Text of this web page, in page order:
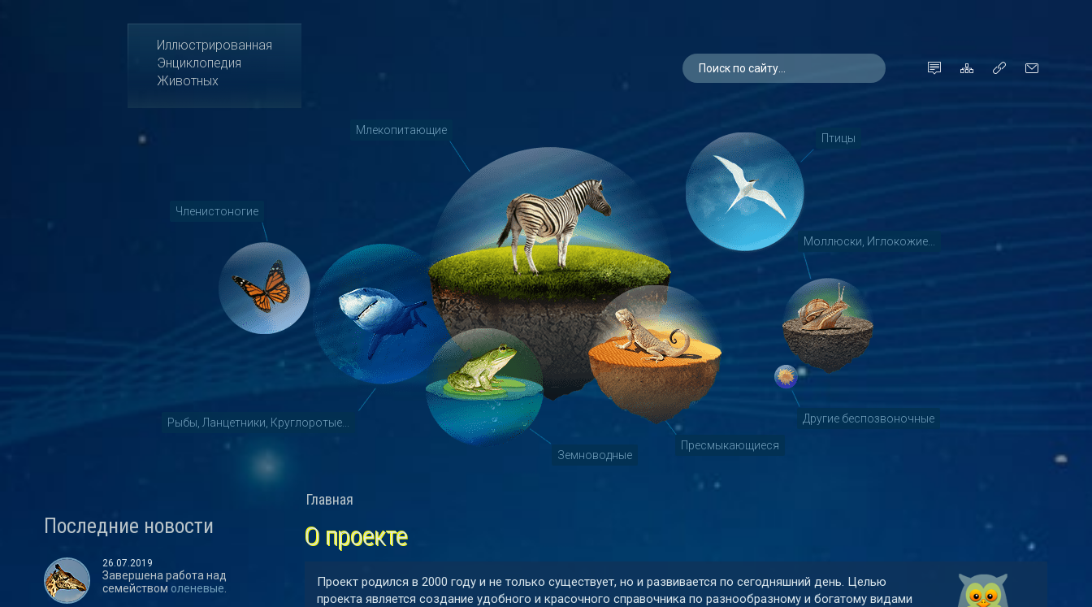
Иллюстрированная
Энциклопедия
Животных
Млекопитающие
Птицы
Земноводные
Пресмыкающиеся
Рыбы, Ланцетники, Круглоротые...
Членистоногие
Другие беспозвоночные
Моллюски, Иглокожие...
Последние новости
26.07.2019
Завершена работа над
семейством оленевые
Главная
О проекте
Проект родился в 2000 году и не только существует, но и развивается по сегодняшний день. Целью
проекта является создание удобного и красочного справочника по разнообразному и богатому видами